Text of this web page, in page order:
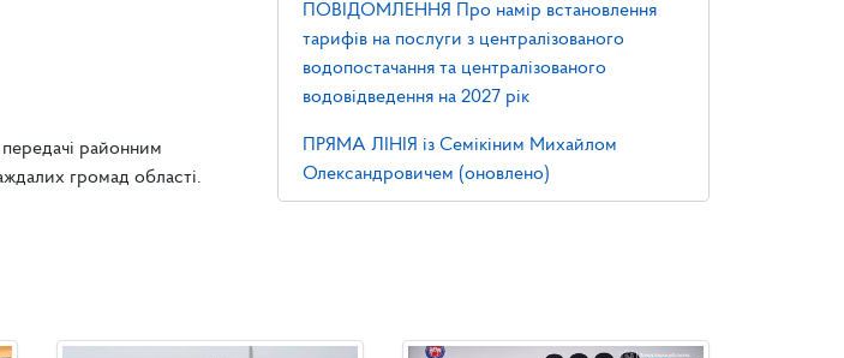
передачі районним
громад області.
ПОВІДОМЛЕННЯ Про намір встановлення
тарифів на послуги з централізованого
водопостачання та централізованого
водовідведення на 2027 рік
ПРЯМА ЛІНІЯ із Семікіним Михайлом
Олександровичем (оновлено)